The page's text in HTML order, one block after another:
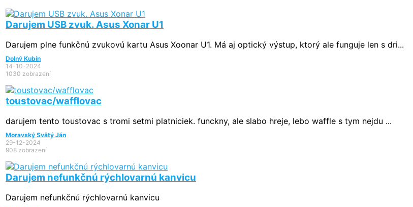
Darujem USB zvuk. Asus Xonar U1
Darujem plne funkčnú zvukovú kartu Asus Xoonar U1. Má aj optický výstup, ktorý ale funguje len s dri...
Dolný Kubín
14-10-2024
1030 zobrazení
toustovac/wafflovac
darujem tento toustovac s tromi setmi platniciek. funckny, ale slabo hreje, lebo waffle s tym nejdu ...
Moravský Svätý Ján
29-12-2024
908 zobrazení
Darujem nefunkčnú rýchlovarnú kanvicu
Darujem nefunkčnú rýchlovarnú kanvicu